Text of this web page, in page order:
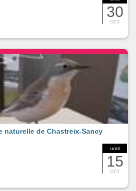
30
OCT
until
15
OCT
naturelle de Chastreix-Sancy